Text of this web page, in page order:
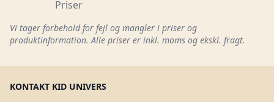
Priser
Vi tager forbehold for fejl og mangler i priser og
produktinformation. Alle priser er inkl. moms og ekskl. fragt.
KONTAKT KID UNIVERS